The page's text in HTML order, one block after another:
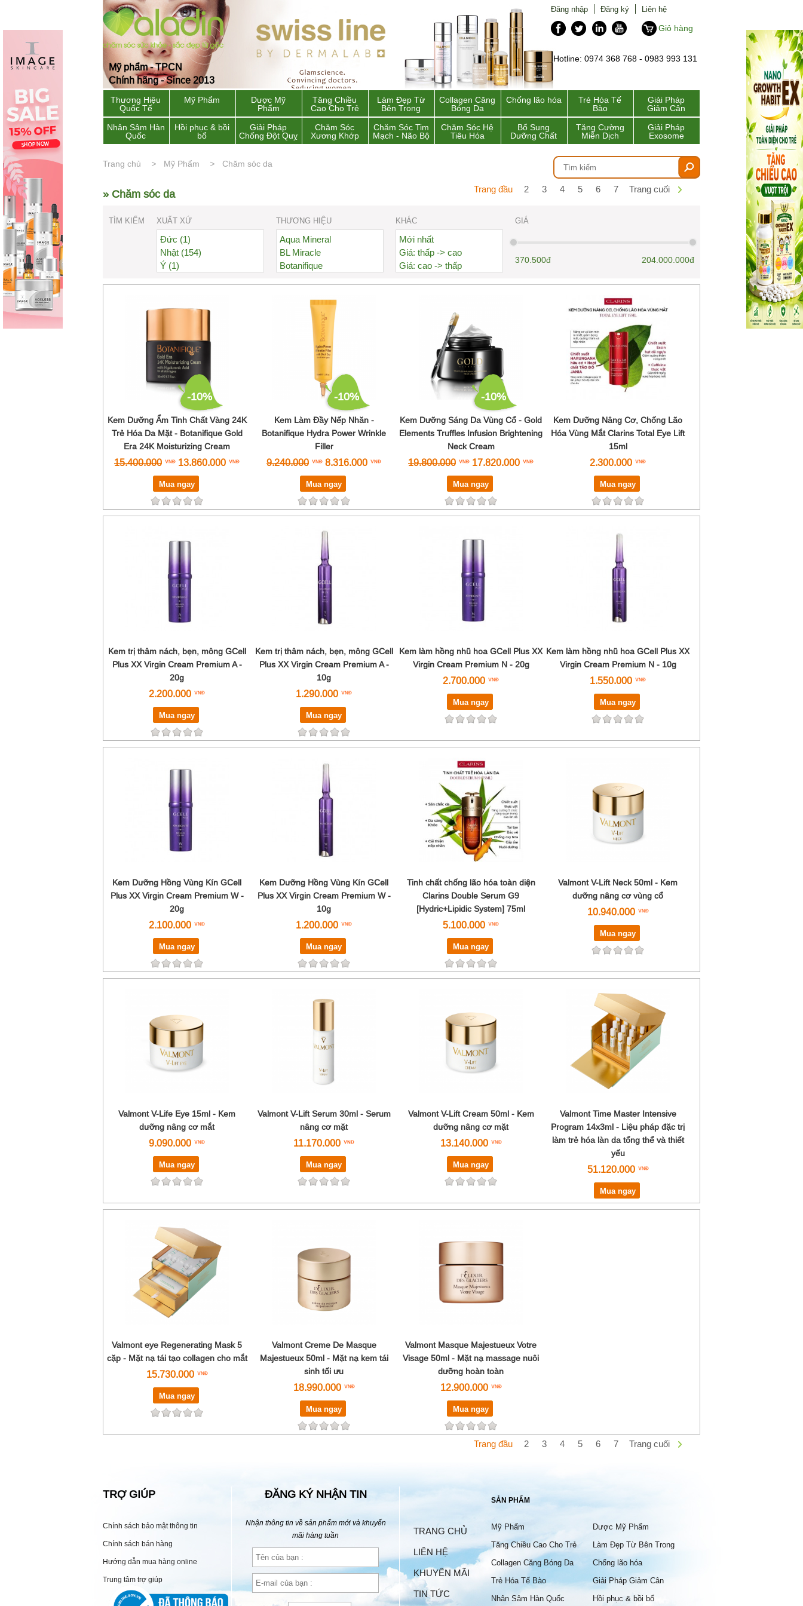
Mỹ phẩm - TPCN
Chính hãng - Since 2013
Đăng nhập Đăng ký
Liên hệ
Giỏ hàng
Hotline: 0974 368 768 - 0983 993 131
Thương Hiệu
Quốc Tế
Mỹ Phẩm
Dược Mỹ
Phẩm
Tăng Chiều
Cao Cho Trẻ
Làm Đẹp Từ
Bên Trong
Collagen Căng
Bóng Da
Chống lão hóa
Trẻ Hóa Tế
Bào
Giải Pháp
Giảm Cân
Nhân Sâm Hàn
Quốc
Hồi phục & bồi
bổ
Giải Pháp
Chống Đột Quỵ
Chăm Sóc
Xương Khớp
Chăm Sóc Tim
Mạch - Não Bộ
Chăm Sóc Hệ
Tiêu Hóa
Bổ Sung
Dưỡng Chất
Tăng Cường
Miễn Dịch
Giải Pháp
Exosome
Trang chủ Mỹ Phẩm Chăm sóc da
» Chăm sóc da Trang đầu 2 3 4 5 6 7 Trang cuối
TÌM KIẾM XUẤT XỨ
Đức (1)
Nhật (154)
Ý (1)
Israel (37)
Pháp (198)
New Zealand (1)
Mỹ (18)
THƯƠNG HIỆU
Aqua Mineral
BL Miracle
Botanifique
COCOAGE Cosmetics
Estée Lauder
EV Princess
Gold Elements
Lancôme
L'Occitane
Nichiei Asia
Premier Dead Sea
Shiseido
Sisley
Sulwhasoo
Vento Vivere
The history of Whoo
KHÁC
Mới nhất
Giá: thấp -> cao
Giá: cao -> thấp
GIÁ
370.500đ 204.000.000đ
-10%
Kem Dưỡng Ẩm Tinh Chất Vàng 24K
Trẻ Hóa Da Mặt - Botanifique Gold
Era 24K Moisturizing Cream
15.400.000 13.860.000
Mua ngay
-10%
Kem Làm Đầy Nếp Nhăn -
Botanifique Hydra Power Wrinkle
Filler
9.240.000 8.316.000
Mua ngay
-10%
Kem Dưỡng Sáng Da Vùng Cổ - Gold
Elements Truffles Infusion Brightening
Neck Cream
19.800.000 17.820.000
Mua ngay
Kem Dưỡng Nâng Cơ, Chống Lão
Hóa Vùng Mắt Clarins Total Eye Lift
15ml
2.300.000
Mua ngay
Kem trị thâm nách, bẹn, mông GCell
Plus XX Virgin Cream Premium A -
20g
2.200.000
Mua ngay
Kem trị thâm nách, bẹn, mông GCell
Plus XX Virgin Cream Premium A -
10g
1.290.000
Mua ngay
Kem làm hồng nhũ hoa GCell Plus XX
Virgin Cream Premium N - 20g
2.700.000
Mua ngay
Kem làm hồng nhũ hoa GCell Plus XX
Virgin Cream Premium N - 10g
1.550.000
Mua ngay
Kem Dưỡng Hồng Vùng Kín GCell
Plus XX Virgin Cream Premium W -
20g
2.100.000
Mua ngay
Kem Dưỡng Hồng Vùng Kín GCell
Plus XX Virgin Cream Premium W -
10g
1.200.000
Mua ngay
Tinh chất chống lão hóa toàn diện
Clarins Double Serum G9
[Hydric+Lipidic System] 75ml
5.100.000
Mua ngay
Valmont V-Lift Neck 50ml - Kem
dưỡng nâng cơ vùng cổ
10.940.000
Mua ngay
Valmont V-Life Eye 15ml - Kem
dưỡng nâng cơ mắt
9.090.000
Mua ngay
Valmont V-Lift Serum 30ml - Serum
nâng cơ mặt
11.170.000
Mua ngay
Valmont V-Lift Cream 50ml - Kem
dưỡng nâng cơ mặt
13.140.000
Mua ngay
Valmont Time Master Intensive
Program 14x3ml - Liệu pháp đặc trị
làm trẻ hóa làn da tổng thể và thiết
yếu
51.120.000
Mua ngay
Valmont eye Regenerating Mask 5
cặp - Mặt nạ tái tạo collagen cho mắt
15.730.000
Mua ngay
Valmont Creme De Masque
Majestueux 50ml - Mặt nạ kem tái
sinh tối ưu
18.990.000
Mua ngay
Valmont Masque Majestueux Votre
Visage 50ml - Mặt nạ massage nuôi
dưỡng hoàn toàn
12.900.000
Mua ngay
Trang đầu 2 3 4 5 6 7 Trang cuối
TRỢ GIÚP
Chính sách bảo mật thông tin
Chính sách bán hàng
Hướng dẫn mua hàng online
Trung tâm trợ giúp
ĐĂNG KÝ NHẬN TIN
Nhận thông tin về sản phẩm mới và khuyến
mãi hàng tuần
TRANG CHỦ
LIÊN HỆ
KHUYẾN MÃI
TIN TỨC
SẢN PHẨM
Mỹ Phẩm
Dược Mỹ Phẩm
Tăng Chiều Cao Cho Trẻ
Làm Đẹp Từ Bên Trong
Collagen Căng Bóng Da
Chống lão hóa
Trẻ Hóa Tế Bào
Giải Pháp Giảm Cân
Nhân Sâm Hàn Quốc
Hồi phục & bồi bổ